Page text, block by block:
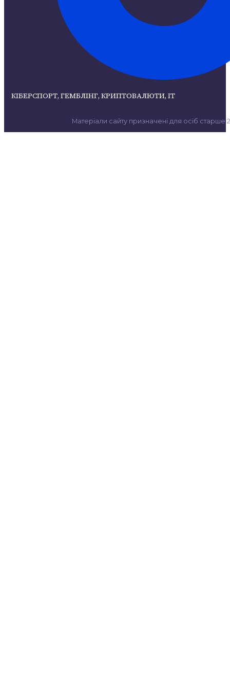
КІБЕРСПОРТ, ГЕМБЛІНГ, КРИПТОВАЛЮТИ, ІТ
Матеріали сайту призначені для осіб старше